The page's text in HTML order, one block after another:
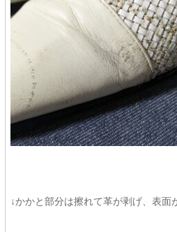
↓かかと部分は擦れて革が剥げ、表面